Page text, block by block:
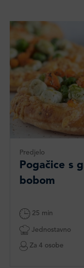
Predjelo
Pogačice s
bobom
25 min
Jednostavno
Za 4 osobe